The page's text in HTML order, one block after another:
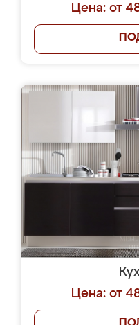
Цена: от
Цена: от